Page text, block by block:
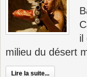
il
milieu du désert
Lire la suite...